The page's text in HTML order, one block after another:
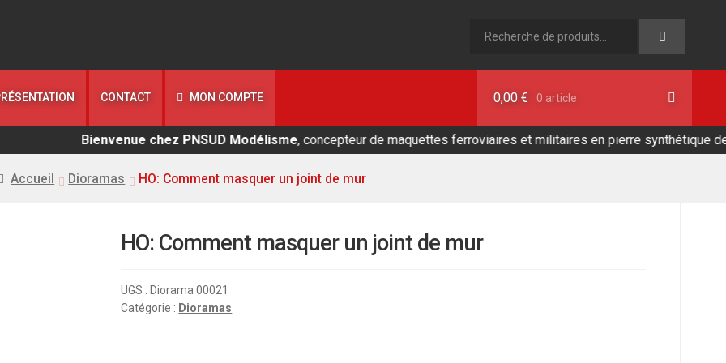
pour :
CONTACT MON COMPTE 0,00€ 0 article
Bienvenue chez PNSUD Modélisme, concepteur de maquettes ferroviaires et militaires en pierre synthétique de
Accueil Dioramas HO: Comment masquer un joint de mur
HO: Comment masquer un joint de mur
UGS : Diorama 00021
Catégorie : Dioramas